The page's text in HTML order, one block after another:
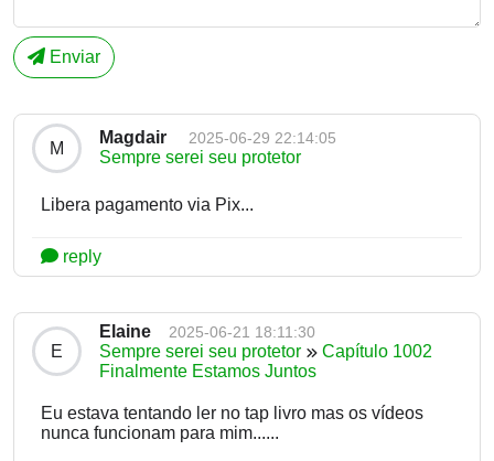
Enviar
M
Magdair 2025-06-29 22:14:05
Sempre serei seu protetor
Libera pagamento via Pix...
reply
E
Elaine 2025-06-21 18:11:30
Sempre serei seu protetor
Capítulo 1002
Finalmente Estamos Juntos
Eu estava tentando ler no tap livro mas os vídeos
nunca funcionam para mim......